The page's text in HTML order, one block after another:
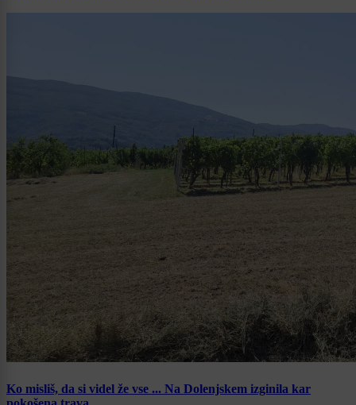
Ko misliš, da si videl že vse ... Na Dolenjskem izginila kar